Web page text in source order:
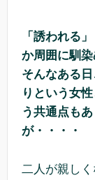
「誘われる」
か周囲に馴染
そんなある
りという女
う共通点も
が・・・・
二人が親し